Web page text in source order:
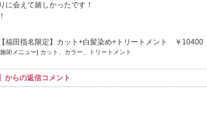
に会えて嬉しかったです！
【福田指名限定】カット+白髪染め+トリートメント ￥10400
術メニュー] カット、カラー、トリートメント
からの返信コメント